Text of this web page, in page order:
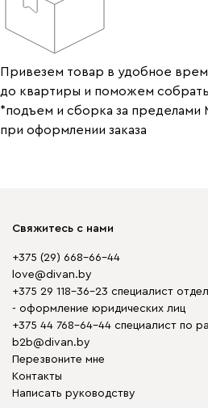
Привезем товар в удобное
до квартиры и поможем
*подъем и сборка за пределами
при оформлении заказа
Свяжитесь с нами
+375 (29) 668-66-44
love@divan.by
+375 29 118-36-23 специалист
- оформление юридических лиц
+375 44 768-64-44 специалист по
b2b@divan.by
Перезвоните мне
Контакты
Написать руководству